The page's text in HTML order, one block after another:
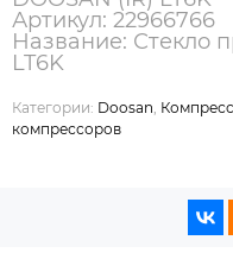
Артикул: 22966766
Название: Стекло
LT6K
Категории: Doosan
компрессоров